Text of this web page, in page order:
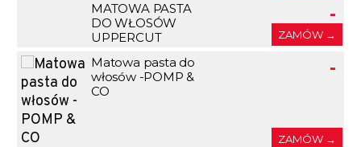
MATOWA PASTA
DO WŁOSÓW
UPPERCUT
-
ZAMÓW →
Matowa pasta do
włosów -POMP &
CO
-
ZAMÓW →